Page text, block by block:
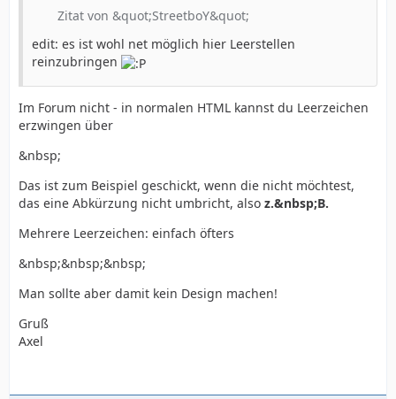
Zitat von &quot;StreetboY&quot;
edit: es ist wohl net möglich hier Leerstellen
reinzubringen
Im Forum nicht - in normalen HTML kannst du Leerzeichen
erzwingen über
&nbsp;
Das ist zum Beispiel geschickt, wenn die nicht möchtest,
das eine Abkürzung nicht umbricht, also z.&nbsp;B.
Mehrere Leerzeichen: einfach öfters
&nbsp;&nbsp;&nbsp;
Man sollte aber damit kein Design machen!
Gruß
Axel